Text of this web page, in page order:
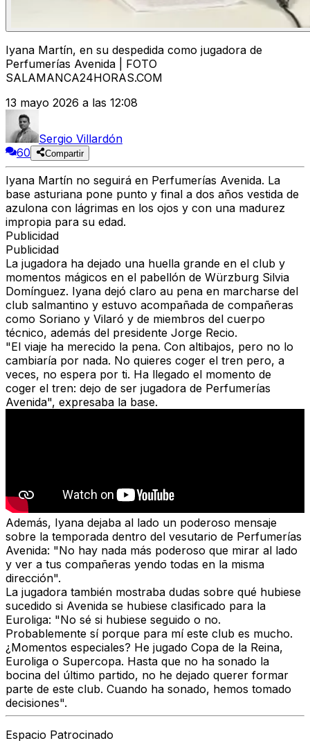
Iyana Martín, en su despedida como jugadora de
Perfumerías Avenida | FOTO
SALAMANCA24HORAS.COM
13 mayo 2026 a las 12:08
Sergio Villardón
60
Compartir
Iyana Martín no seguirá en Perfumerías Avenida. La
base asturiana pone punto y final a dos años vestida de
azulona con lágrimas en los ojos y con una madurez
impropia para su edad.
Publicidad
Publicidad
La jugadora ha dejado una huella grande en el club y
momentos mágicos en el pabellón de Würzburg Silvia
Domínguez. Iyana dejó claro au pena en marcharse del
club salmantino y estuvo acompañada de compañeras
como Soriano y Vilaró y de miembros del cuerpo
técnico, además del presidente Jorge Recio.
"El viaje ha merecido la pena. Con altibajos, pero no lo
cambiaría por nada. No quieres coger el tren pero, a
veces, no espera por ti. Ha llegado el momento de
coger el tren: dejo de ser jugadora de Perfumerías
Avenida", expresaba la base.
Además, Iyana dejaba al lado un poderoso mensaje
sobre la temporada dentro del vesutario de Perfumerías
Avenida: "No hay nada más poderoso que mirar al lado
y ver a tus compañeras yendo todas en la misma
dirección".
La jugadora también mostraba dudas sobre qué hubiese
sucedido si Avenida se hubiese clasificado para la
Euroliga: "No sé si hubiese seguido o no.
Probablemente sí porque para mí este club es mucho.
¿Momentos especiales? He jugado Copa de la Reina,
Euroliga o Supercopa. Hasta que no ha sonado la
bocina del último partido, no he dejado querer formar
parte de este club. Cuando ha sonado, hemos tomado
decisiones".
Espacio Patrocinado